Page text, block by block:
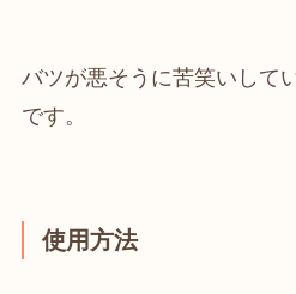
バツが悪そうに苦笑いして
です。
使用方法